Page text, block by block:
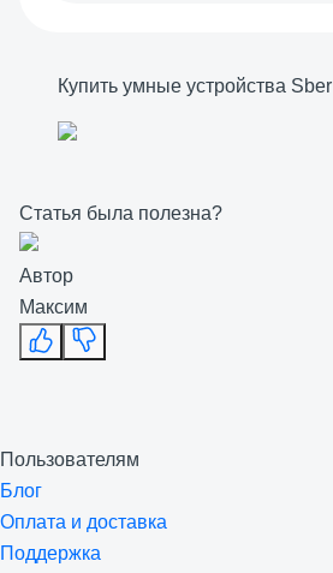
Купить умные устройства Sber
Статья была полезна?
Автор
Максим
Пользователям
Блог
Оплата и доставка
Поддержка